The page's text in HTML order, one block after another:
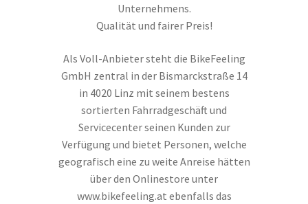
Unternehmens.
Qualität und fairer Preis!
Als Voll-Anbieter steht die BikeFeeling
GmbH zentral in der Bismarckstraße 14
in 4020 Linz mit seinem bestens
sortierten Fahrradgeschäft und
Servicecenter seinen Kunden zur
Verfügung und bietet Personen, welche
geografisch eine zu weite Anreise hätten
über den Onlinestore unter
www.bikefeeling.at ebenfalls das